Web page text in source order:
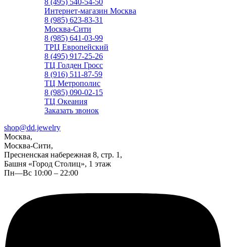
8 (495) 540-54-50
Интернет-магазин Москва
8 (985) 623-83-31
Москва-Сити
8 (985) 641-03-99
ТРЦ Европейский
8 (495) 917-25-26
ТЦ Голден Гросс
8 (916) 511-87-59
ТЦ Метрополис
8 (985) 090-02-15
ТЦ Океания
Заказать звонок
shop@dd.jewelry
Москва,
Москва-Сити,
Пресненская набережная 8, стр. 1,
Башня «Город Столиц», 1 этаж
Пн—Вс 10:00 – 22:00